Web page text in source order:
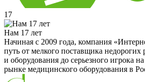
17
Нам 17 лет
Начиная с 2009 года, компания
путь от мелкого поставщика недорогих
и оборудования до серьезного игрока
рынке медицинского оборудования в